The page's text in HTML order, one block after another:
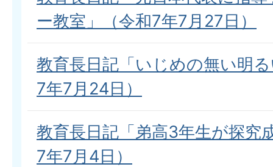
ー教室」（令和7年7月27日）
教育長日記「いじめの無い明
7年7月24日）
教育長日記「弟高3年生が探究
7年7月4日）